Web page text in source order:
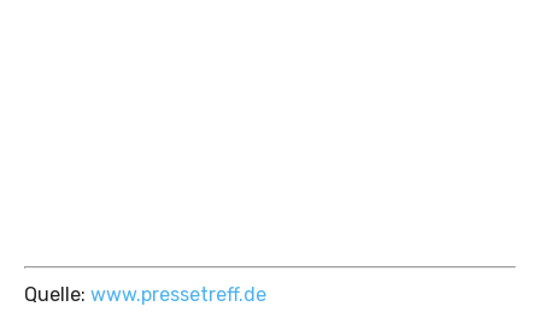
Quelle: www.pressetreff.de